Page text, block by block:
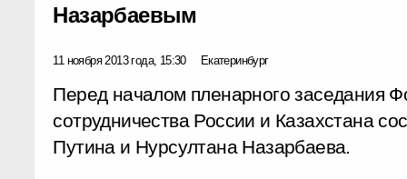
Назарбаевым
11 ноября 2013 года, 15:30 Екатеринбург
Перед началом пленарного заседания
сотрудничества России и Казахстана
Путина и Нурсултана Назарбаева.